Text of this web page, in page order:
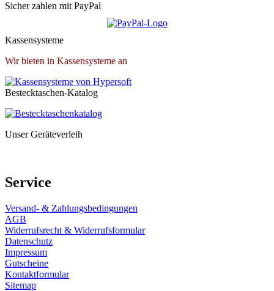
Sicher zahlen mit PayPal
Kassensysteme
Wir bieten in Kassensysteme an
Bestecktaschen-Katalog
Unser Geräteverleih
Service
Versand- & Zahlungsbedingungen
AGB
Widerrufsrecht & Widerrufsformular
Datenschutz
Impressum
Gutscheine
Kontaktformular
Sitemap